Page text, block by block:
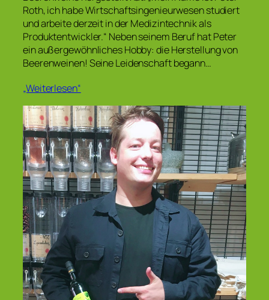
Roth, ich habe Wirtschaftsingenieurwesen studiert
und arbeite derzeit in der Medizintechnik als
Produktentwickler.“ Neben seinem Beruf hat Peter
ein außergewöhnliches Hobby: die Herstellung von
Beerenweinen! Seine Leidenschaft begann…
„Weiterlesen“